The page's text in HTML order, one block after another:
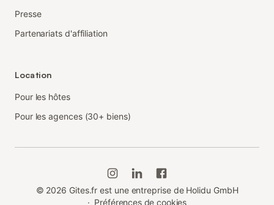
Presse
Partenariats d'affiliation
Location
Pour les hôtes
Pour les agences (30+ biens)
© 2026 Gites.fr est une entreprise de Holidu GmbH
· Préférences de cookies